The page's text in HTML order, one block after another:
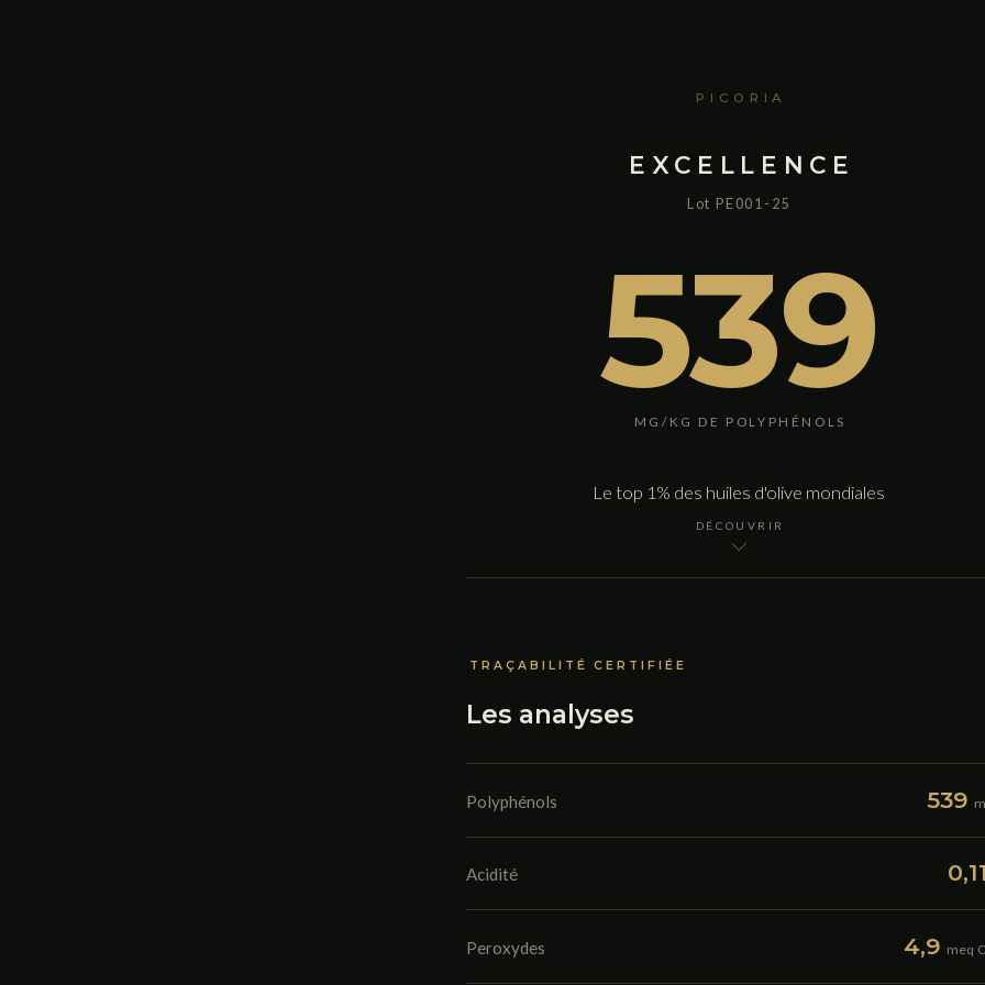
PICORIA
EXCELLENCE
Lot PE001-25
539
MG/KG DE POLYPHÉNOLS
Le top 1% des huiles d'olive mondiales
DÉCOUVRIR
TRAÇABILITÉ CERTIFIÉE
Les analyses
Polyphénols 539
Acidité
Peroxydes 4,9 meq